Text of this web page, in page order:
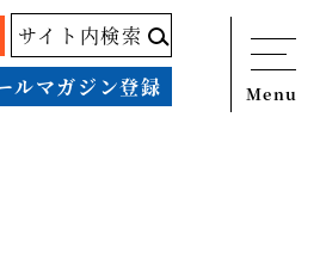
サイト内検索
ルマガジン登録 Menu